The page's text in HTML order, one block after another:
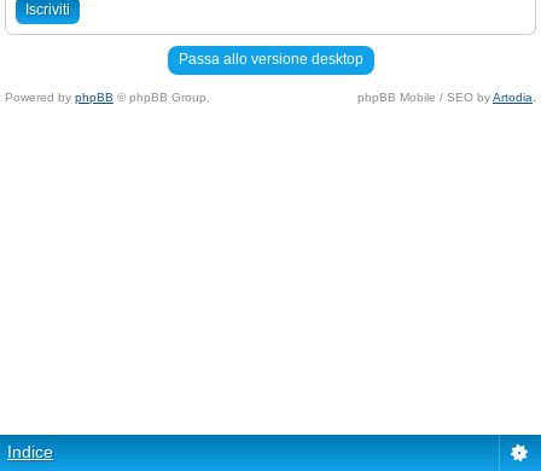
Iscriviti
Passa allo versione desktop
Powered by phpBB © phpBB Group. phpBB Mobile / SEO byArtodia
Indice